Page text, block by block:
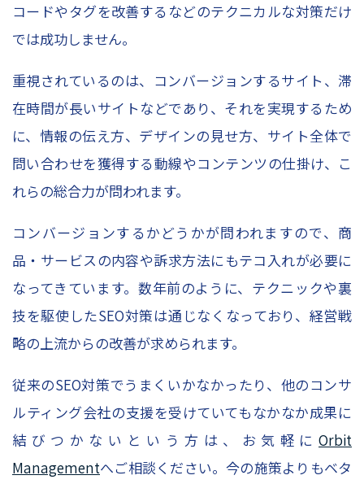
コードやタグを改善するなどのテクニカルな対策だけ
では成功しません。
重視されているのは、コンバージョンするサイト、滞
在時間が長いサイトなどであり、それを実現するため
に、情報の伝え方、デザインの見せ方、サイト全体で
問い合わせを獲得する動線やコンテンツの仕掛け、こ
れらの総合力が問われます。
コンバージョンするかどうかが問われますので、商
品・サービスの内容や訴求方法にもテコ入れが必要に
なってきています。数年前のように、テクニックや裏
技を駆使したSEO対策は通じなくなっており、経営戦
略の上流からの改善が求められます。
従来のSEO対策でうまくいかなかったり、他のコンサ
ルティング会社の支援を受けていてもなかなか成果に
結びつかないという方は、お気軽に Orbit
Managementへご相談ください。今の施策よりもベタ